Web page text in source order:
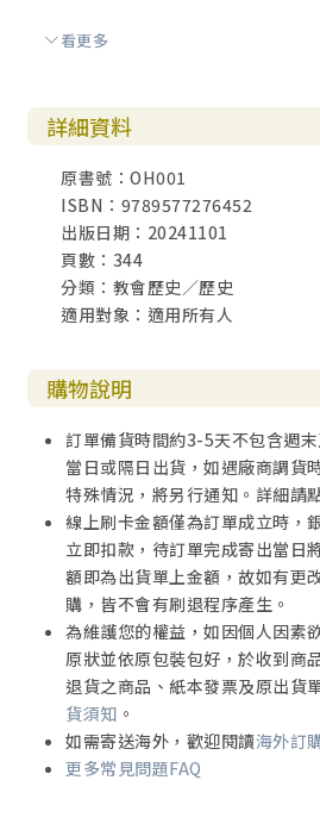
第四堂課 東正教靈修
東正教的靈修1：耶穌禱文
如何操練耶穌禱文
操練心禱的五個階段
耶穌禱文的特色
東正教的靈修2：聖像靈修
「聖像」的靈修意義
寫作聖像的屬靈經歷
兩幅聖像的屬靈意義
第五堂課 依納爵靈修
靈修是一座橋樑
依納爵．羅耀拉的生平
依納爵神操
神操的主要目的
基本原則與基礎
第一週：檢視良心與罪孽
第二週：默觀永在君王的生命
第三週：默觀耶穌受難，上十架，受
第四週：參與耶穌基督復活的生命
第六堂課 加爾默羅靈修傳統
亞維拉的大德蘭
接受呼召的過程跟背景
靈心城堡（七寶樓台）
看更多
詳細資料
原書號：OH001
ISBN：9789577276452
出版日期：20241101
頁數：344
分類：教會歷史／歷史
適用對象：適用所有人
購物說明
訂單備貨時間約3-5天不包含週
當日或隔日出貨，如遇廠商調貨
特殊情況，將另行通知。詳細請
線上刷卡金額僅為訂單成立時，
立即扣款，待訂單完成寄出當日
額即為出貨單上金額，故如有更
購，皆不會有刷退程序產生。
為維護您的權益，如因個人因素
原狀並依原包裝包好，於收到商
退貨之商品、紙本發票及原出貨
貨須知 。
如需寄送海外，歡迎閱讀海外訂
更多常見問題FAQ